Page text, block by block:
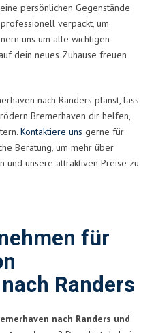
persönlichen Gegenstände
verpackt, um
uns um alle wichtigen
dein neues Zuhause freuen
nach Randers planst, lass
Bremerhaven dir helfen,
Kontaktiere uns gerne für
Beratung, um mehr über
und unsere attraktiven Preise zu
für
Randers
nach Randers und